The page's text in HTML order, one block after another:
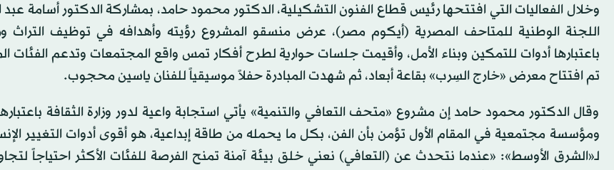
وخلال الفعاليات التي افتتحها رئيس قطاع الفنون التشكيلية، الدكتور محمود حامد، بمشاركة الدكتور أسامة عبد
اللجنة الوطنية للمتاحف المصرية (أيكوم مصر)، عرض منسقو المشروع رؤيته وأهدافه في توظيف التراث
باعتبارها أدوات للتمكين وبناء الأمل، وأقيمت جلسات حوارية لطرح أفكار تمس واقع المجتمعات وتدعم الفئات
تم افتتاح معرض «خارج السِرب» بقاعة أبعاد، ثم شهدت المبادرة حفلاً موسيقياً للفنان ياسين محجوب.
وقال الدكتور محمود حامد إن مشروع «متحف التعافي والتنمية» يأتي استجابة واعية لدور وزارة الثقافة
ومؤسسة مجتمعية في المقام الأول تؤمن بأن الفن، بكل ما يحمله من طاقة إبداعية، هو أقوى أدوات التغيير
لـ«الشرق الأوسط»: «عندما نتحدث عن (التعافي) نعني خلق بيئة آمنة تمنح الفرصة للفئات الأكثر احتياجاً